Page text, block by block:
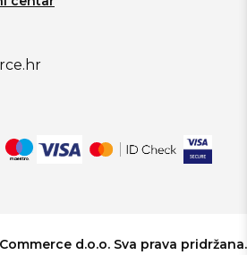
d.o.o. Sva prava pridržana.